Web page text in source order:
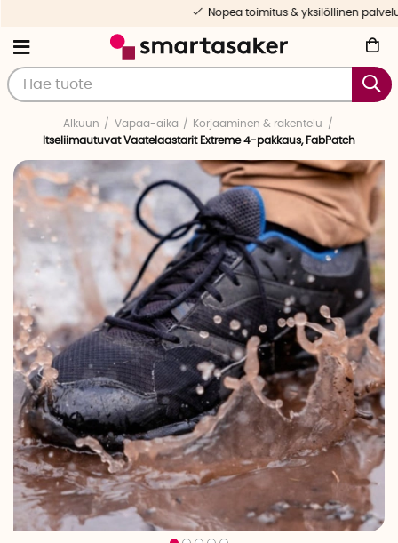
Nopea toimitus & yksilöllinen palvelu
Alkuun Vapaa-aika
Korjaaminen & rakentelu
Itseliimautuvat Vaatelaastarit Extreme 4-pakkaus, FabPatch